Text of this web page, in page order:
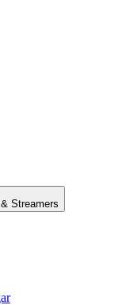
Streamers